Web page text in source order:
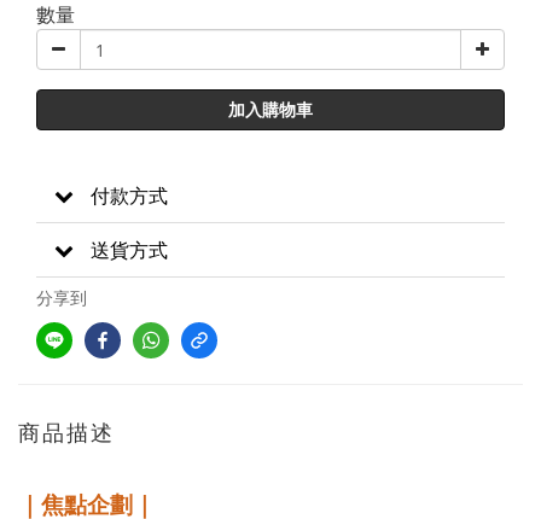
數量
加入購物車
付款方式
送貨方式
分享到
商品描述
｜焦點企劃｜